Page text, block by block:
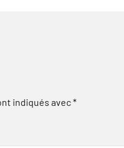
indiqués avec*